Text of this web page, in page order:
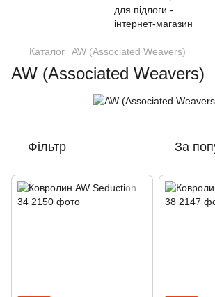
Каталог AW (Associated Weavers)
AW (Associated Weavers)
Фільтр За